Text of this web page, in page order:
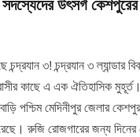
সদস্যেদের উৎসর্গ
চন্দ্রযান ৩! চন্দ্রযান ৩ ল্যান্ডার
কাছে এ এক ঐতিহাসিক মুহূর্ত।
পশ্চিম মেদিনীপুর জেলার
রুজি রোজগারের জন্য